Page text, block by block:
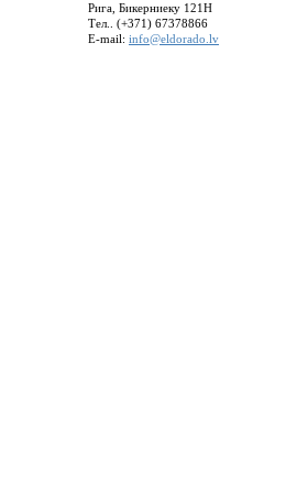
Рига, Бикерниеку 121H
Тел.. (+371) 67378866
E-mail: info@eldorado.lv